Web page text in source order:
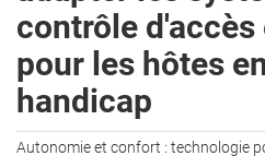
contrôle
pour les hôtes
handicap
Autonomie et confort : technologie